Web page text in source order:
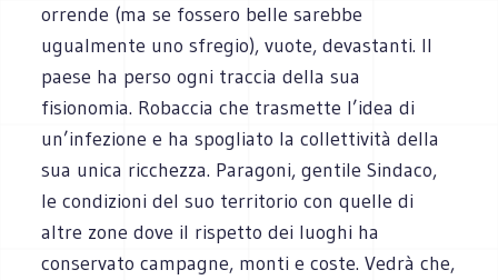
orrende (ma se fossero belle sarebbe
ugualmente uno sfregio), vuote, devastanti. Il
paese ha perso ogni traccia della sua
fisionomia. Robaccia che trasmette l’idea di
un’infezione e ha spogliato la collettività della
sua unica ricchezza. Paragoni, gentile Sindaco,
le condizioni del suo territorio con quelle di
altre zone dove il rispetto dei luoghi ha
conservato campagne, monti e coste. Vedrà che,